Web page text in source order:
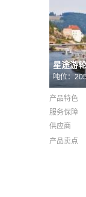
星途游
吨位：
产品特色
服务保障
供应商
产品卖点